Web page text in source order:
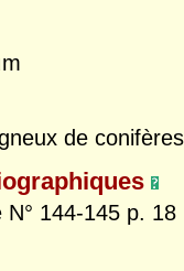
de
N° 144-145 p. 18